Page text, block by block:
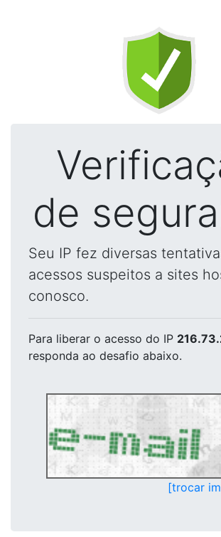
de
Seu IP fez diversas
acessos suspeitos a sites
conosco.
Para liberar o acesso do IP
responda ao desafio abaixo.
[trocar